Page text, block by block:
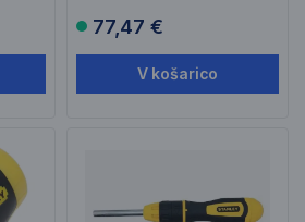
77,47 €
V košarico